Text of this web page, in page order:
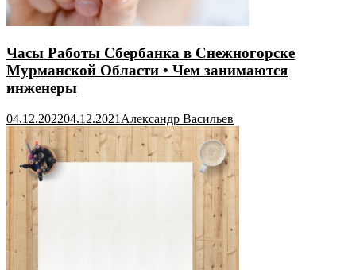
Часы Работы Сбербанка в Снежногорске
Мурманской Области • Чем занимаются
инженеры
04.12.202204.12.2021 Александр Васильев